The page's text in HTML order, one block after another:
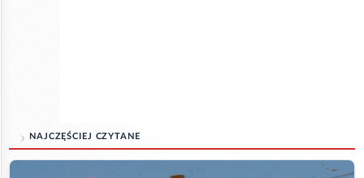
NAJCZĘŚCIEJ CZYTANE